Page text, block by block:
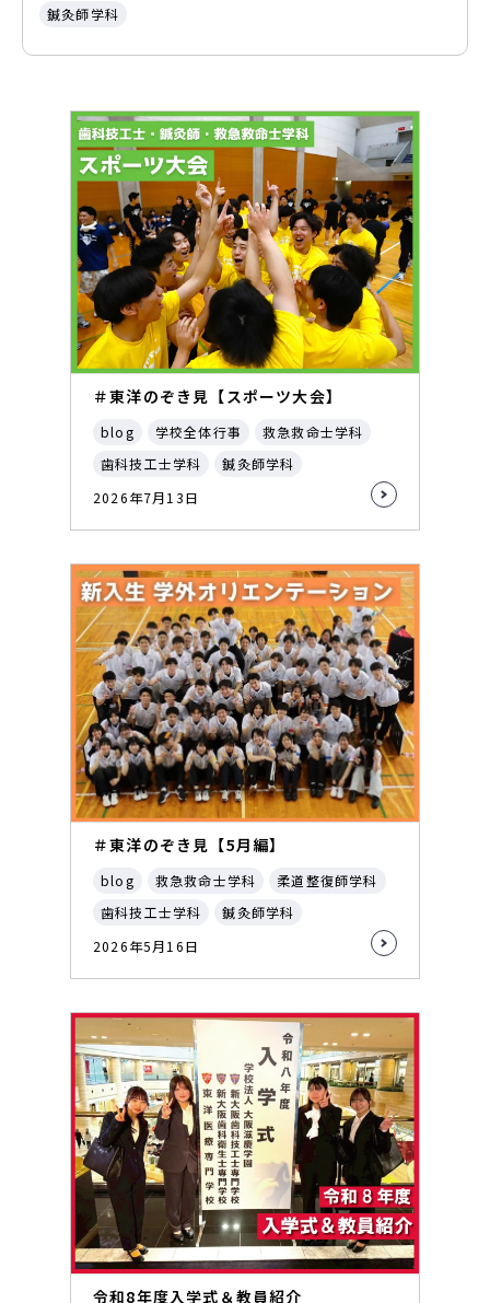
鍼灸師学科
＃東洋のぞき見【スポーツ大会】
blog 学校全体行事
救急救命士学科
歯科技工士学科
鍼灸師学科
2026年7月13日
＃東洋のぞき見【5月編】
blog 救急救命士学科
柔道整復師学科
歯科技工士学科
鍼灸師学科
2026年5月16日
令和8年度入学式＆教員紹介